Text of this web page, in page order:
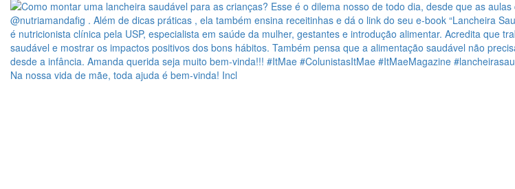
Na nossa vida de mãe, toda ajuda é bem-vinda! Incl